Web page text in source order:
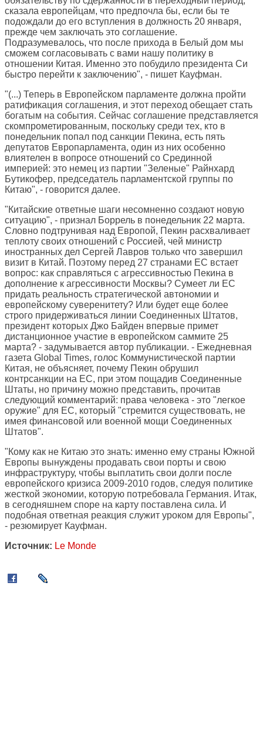
сказала европейцам, что предпочла бы, если бы те
подождали до его вступления в должность 20 января,
прежде чем заключать это соглашение.
Подразумевалось, что после прихода в Белый дом мы
сможем согласовывать с вами нашу политику в
отношении Китая. Именно это побудило президента Си
быстро перейти к заключению", - пишет Кауфман.
"(...) Теперь в Европейском парламенте должна пройти
ратификация соглашения, и этот переход обещает стать
богатым на события. Сейчас соглашение представляется
скомпрометированным, поскольку среди тех, кто в
понедельник попал под санкции Пекина, есть пять
депутатов Европарламента, один из них особенно
влиятелен в вопросе отношений со Срединной
империей: это немец из партии "Зеленые" Райнхард
Бутикофер, председатель парламентской группы по
Китаю", - говорится далее.
"Китайские ответные шаги несомненно создают новую
ситуацию", - признал Боррель в понедельник 22 марта.
Словно подтрунивая над Европой, Пекин расхваливает
теплоту своих отношений с Россией, чей министр
иностранных дел Сергей Лавров только что завершил
визит в Китай. Поэтому перед 27 странами ЕС встает
вопрос: как справляться с агрессивностью Пекина в
дополнение к агрессивности Москвы? Сумеет ли ЕС
придать реальность стратегической автономии и
европейскому суверенитету? Или будет еще более
строго придерживаться линии Соединенных Штатов,
президент которых Джо Байден впервые примет
дистанционное участие в европейском саммите 25
марта? - задумывается автор публикации. - Ежедневная
газета Global Times, голос Коммунистической партии
Китая, не объясняет, почему Пекин обрушил
контрсанкции на ЕС, при этом пощадив Соединенные
Штаты, но причину можно представить, прочитав
следующий комментарий: права человека - это "легкое
оружие" для ЕС, который "стремится существовать, не
имея финансовой или военной мощи Соединенных
Штатов".
"Кому как не Китаю это знать: именно ему страны Южной
Европы вынуждены продавать свои порты и свою
инфраструктуру, чтобы выплатить свои долги после
европейского кризиса 2009-2010 годов, следуя политике
жесткой экономии, которую потребовала Германия. Итак,
в сегодняшнем споре на карту поставлена сила. И
подобная ответная реакция служит уроком для Европы",
- резюмирует Кауфман.
Источник: Le Monde